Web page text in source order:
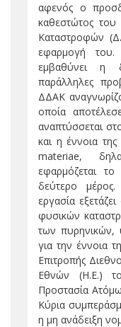
αφενός ο
καθεστώτος του
Καταστροφών
εφαρμογή
εμβαθύνει η
παράλληλες
ΔΔΑΚ
οποία
αναπτύσσεται
και η έννοια
materiae,
εφαρμόζεται
δεύτερο μέρος.
εργασία
φυσικών
των πυρηνικών,
για την έννοια
Επιτροπής
Εθνών (Η.Ε.)
Προστασία
Κύρια
η μη ανάδειξη